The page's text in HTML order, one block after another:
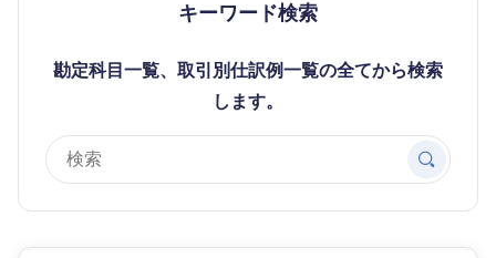
キーワード検索
勘定科目一覧、取引別仕訳例一覧の全てから検索
します。